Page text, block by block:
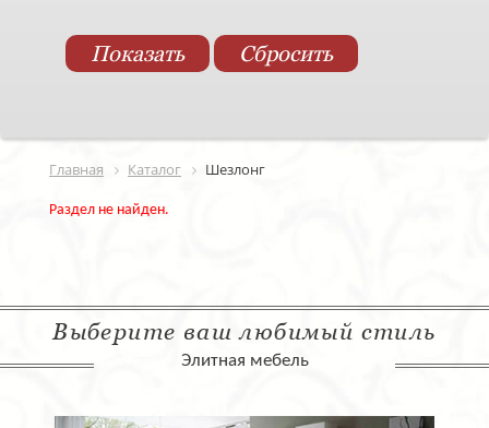
Главная Каталог Шезлонг
Раздел не найден.
Выберите ваш любимый стиль
Элитная мебель